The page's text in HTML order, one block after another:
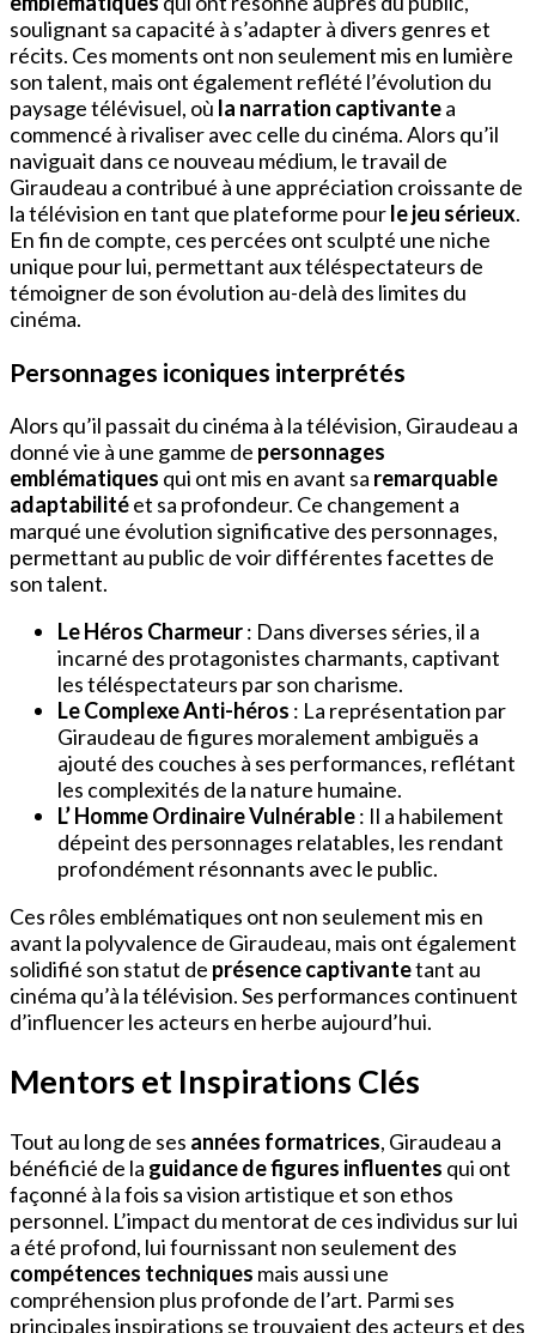
soulignant sa capacité à s’adapter à divers genres et
récits. Ces moments ont non seulement mis en lumière
son talent, mais ont également reflété l’évolution du
paysage télévisuel, où la narration captivantea
commencé à rivaliser avec celle du cinéma. Alors qu’il
naviguait dans ce nouveau médium, le travail de
Giraudeau a contribué à une appréciation croissante de
la télévision en tant que plateforme pourle jeu sérieux.
En fin de compte, ces percées ont sculpté une niche
unique pour lui, permettant aux téléspectateurs de
témoigner de son évolution au-delà des limites du
cinéma.
Personnages iconiques interprétés
Alors qu’il passait du cinéma à la télévision, Giraudeau a
donné vie à une gamme de personnages
emblématiques qui ont mis en avant sa remarquable
adaptabilitéet sa profondeur. Ce changement a
marqué une évolution significative des personnages,
permettant au public de voir différentes facettes de
son talent.
Le Héros Charmeur: Dans diverses séries, il a
incarné des protagonistes charmants, captivant
les téléspectateurs par son charisme.
Le Complexe Anti-héros : La représentation par
Giraudeau de figures moralement ambiguës a
ajouté des couches à ses performances, reflétant
les complexités de la nature humaine.
L’ Homme Ordinaire Vulnérable: Il a habilement
dépeint des personnages relatables, les rendant
profondément résonnants avec le public.
Ces rôles emblématiques ont non seulement mis en
avant la polyvalence de Giraudeau, mais ont également
solidifié son statut de présence captivantetant au
cinéma qu’à la télévision. Ses performances continuent
d’influencer les acteurs en herbe aujourd’hui.
Mentors et Inspirations Clés
Tout au long de ses années formatrices, Giraudeau a
bénéficié de la guidance de figures influentes qui ont
façonné à la fois sa vision artistique et son ethos
personnel. L’impact du mentorat de ces individus sur lui
a été profond, lui fournissant non seulement des
compétences techniques mais aussi une
compréhension plus profonde de l’art. Parmi ses
principales inspirations se trouvaient des acteurs et des